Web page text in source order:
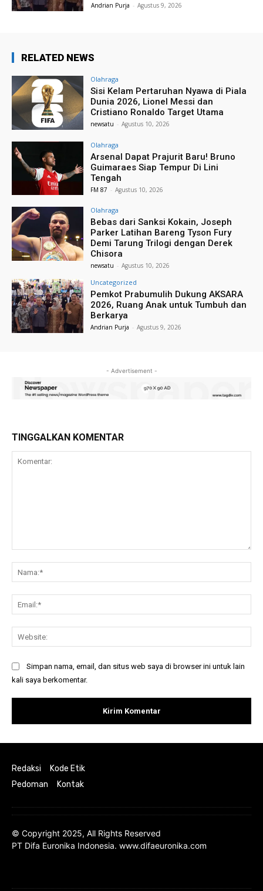
Andrian Purja - Agustus 9, 2026
RELATED NEWS
Olahraga
Sisi Kelam Pertaruhan Nyawa di Piala
Dunia 2026, Lionel Messi dan
Cristiano Ronaldo Target Utama
newsatu - Agustus 10, 2026
Olahraga
Arsenal Dapat Prajurit Baru! Bruno
Guimaraes Siap Tempur Di Lini
Tengah
FM 87 - Agustus 10, 2026
Olahraga
Bebas dari Sanksi Kokain, Joseph
Parker Latihan Bareng Tyson Fury
Demi Tarung Trilogi dengan Derek
Chisora
newsatu - Agustus 10, 2026
Uncategorized
Pemkot Prabumulih Dukung AKSARA
2026, Ruang Anak untuk Tumbuh dan
Berkarya
Andrian Purja - Agustus 9, 2026
- Advertisement -
TINGGALKAN KOMENTAR
Simpan nama, email, dan situs web saya di browser ini untuk lain
kali saya berkomentar.
Redaksi
Kode Etik
Pedoman
Kontak
© Copyright 2025, All Rights Reserved
PT Difa Euronika Indonesia. www.difaeuronika.com